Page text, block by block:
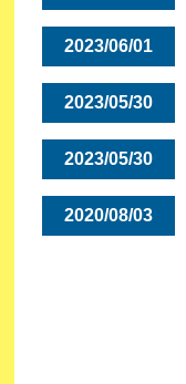
2023/06/01
2023/05/30
2023/05/30
2020/08/03